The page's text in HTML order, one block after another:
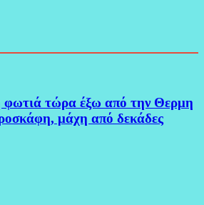
τώρα έξω από την Θερμη
μάχη από δεκάδες